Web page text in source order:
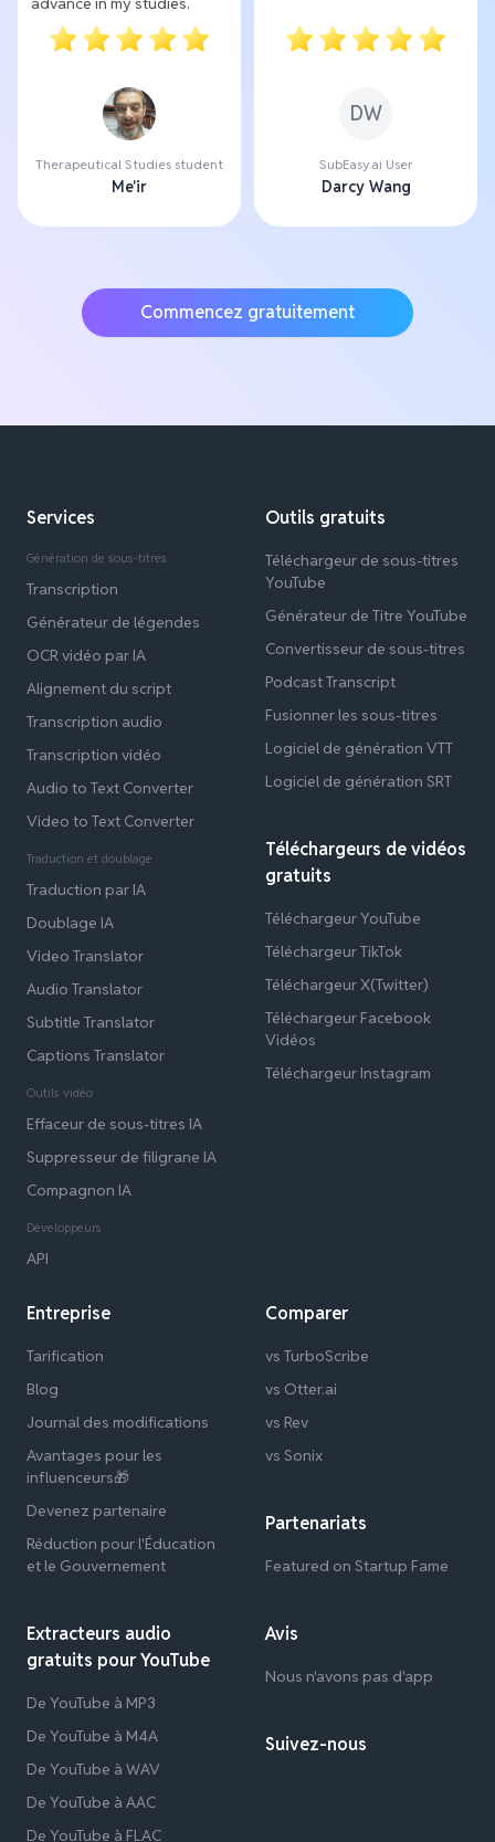
Therapeutical Studies student
Me'ir
DW
SubEasy.ai User
Darcy Wang
Commencez gratuitement
Services
Génération de sous-titres
Transcription
Générateur de légendes
OCR vidéo par IA
Alignement du script
Transcription audio
Transcription vidéo
Audio to Text Converter
Video to Text Converter
Traduction et doublage
Traduction par IA
Doublage IA
Video Translator
Audio Translator
Subtitle Translator
Captions Translator
Outils vidéo
Effaceur de sous-titres IA
Suppresseur de filigrane IA
Compagnon IA
Développeurs
API
Outils gratuits
Téléchargeur de sous-titres
YouTube
Générateur de Titre YouTube
Convertisseur de sous-titres
Podcast Transcript
Fusionner les sous-titres
Logiciel de génération VTT
Logiciel de génération SRT
Téléchargeurs de vidéos
gratuits
Téléchargeur YouTube
Téléchargeur TikTok
Téléchargeur X(Twitter)
Téléchargeur Facebook
Vidéos
Téléchargeur Instagram
Entreprise
Tarification
Blog
Journal des modifications
Avantages pour les
influenceurs🎁
Devenez partenaire
Réduction pour l'Éducation
et le Gouvernement
Extracteurs audio
gratuits pour YouTube
De YouTube à MP3
De YouTube à M4A
De YouTube à WAV
De YouTube à AAC
De YouTube à FLAC
Comparer
vs TurboScribe
vs Otter.ai
vs Rev
vs Sonix
Partenariats
Featured on Startup Fame
Avis
Nous n'avons pas d'app
Suivez-nous